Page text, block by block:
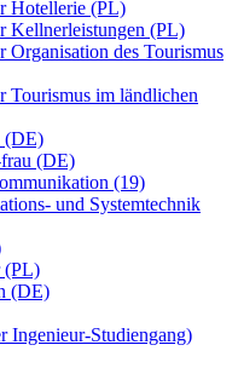
Hotellerie (PL)
Kellnerleistungen (PL)
des Tourismus
Tourismus im ländlichen
(DE)
frau (DE)
(19)
und Systemtechnik
(PL)
(DE)
Ingenieur-Studiengang)